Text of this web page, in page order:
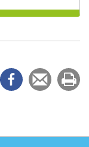
e
Tipsa
en
ut